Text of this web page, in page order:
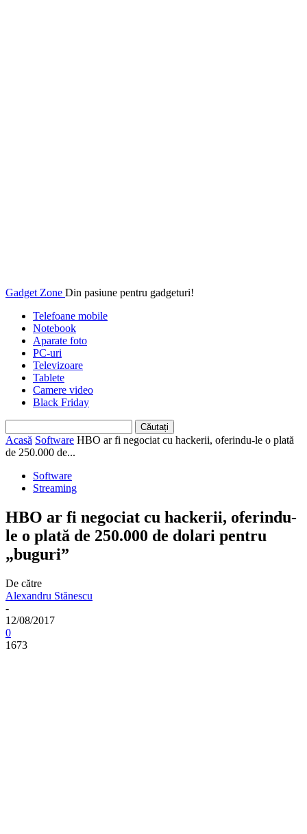
Gadget Zone Din pasiune pentru gadgeturi!
Telefoane mobile
Notebook
Aparate foto
PC-uri
Televizoare
Tablete
Camere video
Black Friday
Acasă Software HBO ar fi negociat cu hackerii, oferindu-le o plată
de 250.000 de...
Software
Streaming
HBO ar fi negociat cu hackerii, oferindu-
le o plată de 250.000 de dolari pentru
„buguri”
De către
Alexandru Stănescu
-
12/08/2017
0
1673